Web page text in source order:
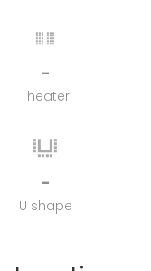
-
Theater
-
U shape